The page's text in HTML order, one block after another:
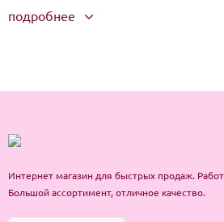
ваших близких. Ведь такой подарок
упоминание заслуживает оригинальная
собой металлическую коробку с
позитивных и незабываемых эмоций!
подробнее
Интернет магазин для быстрых продаж.
Большой ассортимент, отличное качество.